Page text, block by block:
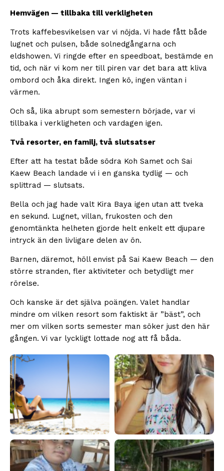
Hemvägen — tillbaka till verkligheten
Trots kaffebesvikelsen var vi nöjda. Vi hade fått både
lugnet och pulsen, både solnedgångarna och
eldshowen. Vi ringde efter en speedboat, bestämde en
tid, och när vi kom ner till piren var det bara att kliva
ombord och åka direkt. Ingen kö, ingen väntan i
värmen.
Och så, lika abrupt som semestern började, var vi
tillbaka i verkligheten och vardagen igen.
Två resorter, en familj, två slutsatser
Efter att ha testat både södra Koh Samet och Sai
Kaew Beach landade vi i en ganska tydlig — och
splittrad — slutsats.
Bella och jag hade valt Kira Baya igen utan att tveka
en sekund. Lugnet, villan, frukosten och den
genomtänkta helheten gjorde helt enkelt ett djupare
intryck än den livligare delen av ön.
Barnen, däremot, höll envist på Sai Kaew Beach — den
större stranden, fler aktiviteter och betydligt mer
rörelse.
Och kanske är det själva poängen. Valet handlar
mindre om vilken resort som faktiskt är ”bäst”, och
mer om vilken sorts semester man söker just den här
gången. Vi var lyckligt lottade nog att få båda.